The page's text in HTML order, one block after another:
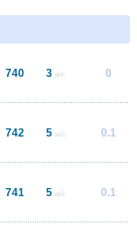
740 3 м/с 0
742 5 м/с 0.1
741 5 м/с 0.1